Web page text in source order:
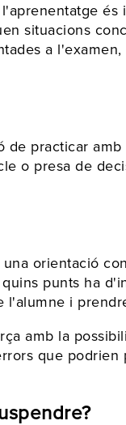
situacions
a
practicar
o presa de
orientació
punts ha
i
amb la
que